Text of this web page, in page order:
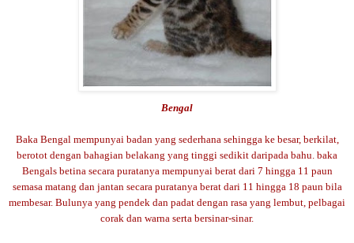
Bengal
Baka Bengal mempunyai badan yang sederhana sehingga ke besar, berkilat,
berotot dengan bahagian belakang yang tinggi sedikit daripada bahu. baka
Bengals betina secara puratanya mempunyai berat dari 7 hingga 11 paun
semasa matang dan jantan secara puratanya berat dari 11 hingga 18 paun bila
membesar. Bulunya yang pendek dan padat dengan rasa yang lembut, pelbagai
corak dan warna serta bersinar-sinar.